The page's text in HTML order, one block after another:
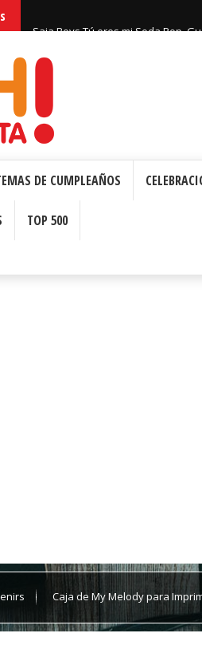
DE CUMPLEAÑOS
TOP 500
Caja de My Melody para